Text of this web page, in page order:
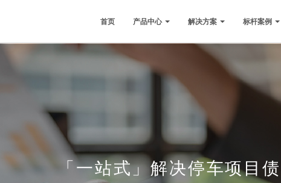
首页 产品中心 解决方案 标杆案例
「一站式」解决停车项目